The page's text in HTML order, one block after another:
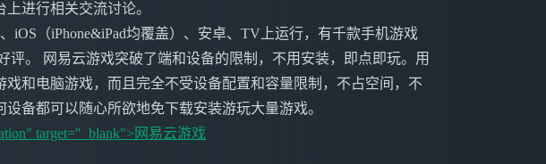
进行相关交流讨论。
iOS（iPhone&iPad均覆盖）、安卓、TV上运行，有千款手机游戏
评。 网易云游戏突破了端和设备的限制，不用安装，即点即玩。用
戏和电脑游戏，而且完全不受设备配置和容量限制，不占空间，不
备都可以随心所欲地免下载安装游玩大量游戏。
target="_blank"> 网易云游戏